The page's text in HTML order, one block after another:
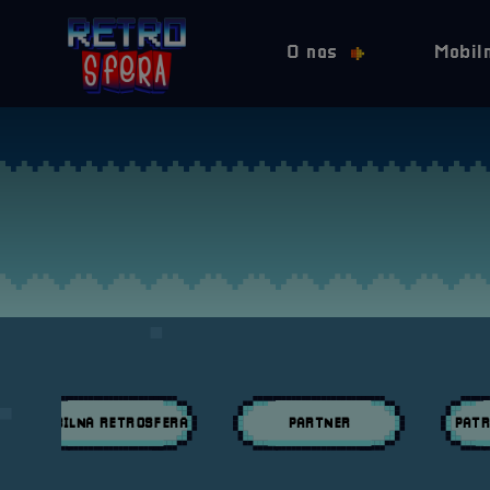
O nas
MOBILNA RETROSFERA PARTNER